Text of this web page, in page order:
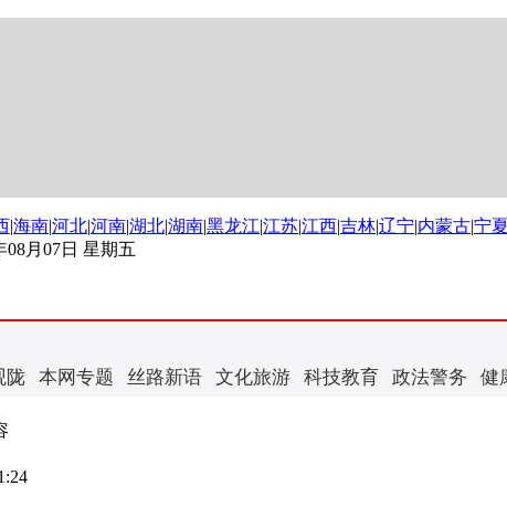
|海南|河北|河南|湖北|湖南|黑龙江|江苏|江西|吉林|辽宁|内蒙古|宁夏
08月07日 星期五
陇 本网专题 丝路新语 文化旅游 科技教育 政法警务 健